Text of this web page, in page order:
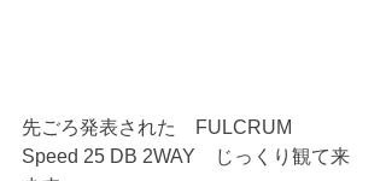
先ごろ発表された　FULCRUM
Speed 25 DB 2WAY　じっくり観て来